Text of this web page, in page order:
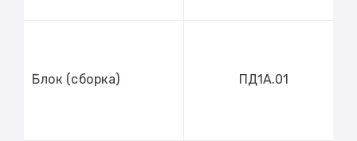
Блок (сборка) ПД1А.01